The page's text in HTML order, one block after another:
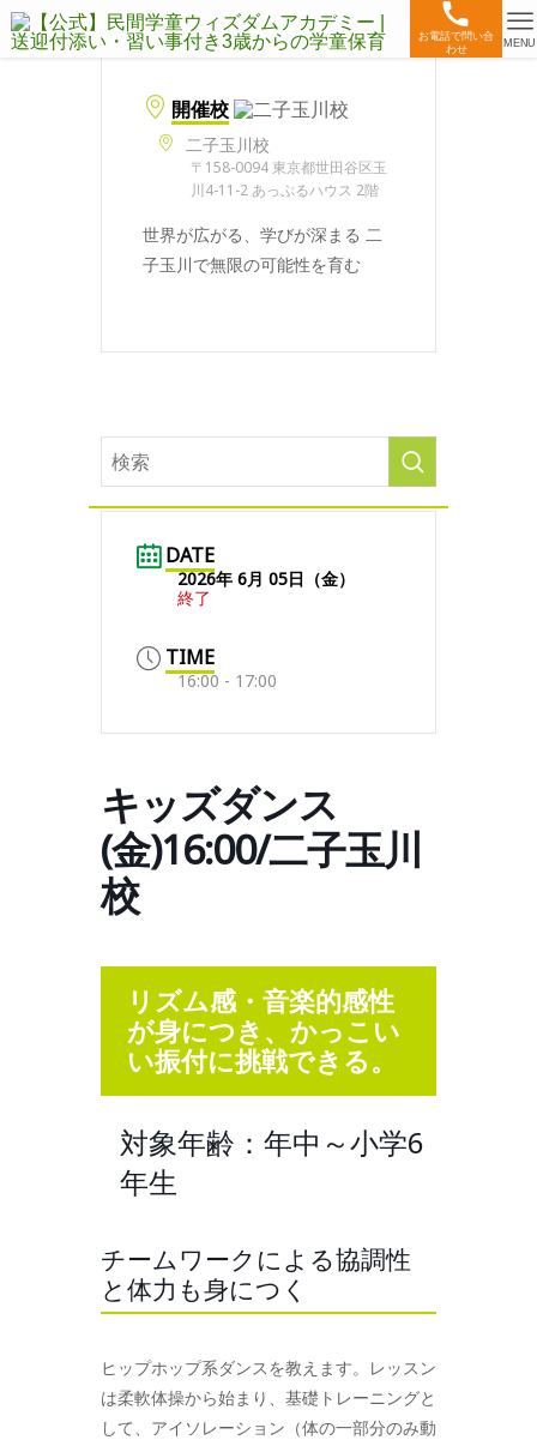
お電話で問い合
わせ
MENU
開催校
二子玉川校
〒158-0094 東京都世田谷区玉
川4-11-2 あっぷるハウス 2階
世界が広がる、学びが深まる 二
子玉川で無限の可能性を育む
DATE
2026年 6月 05日（金）
終了
TIME
16:00 - 17:00
キッズダンス
(金)16:00/二子玉川
校
リズム感・音楽的感性
が身につき、かっこい
い振付に挑戦できる。
対象年齢：年中～小学6
年生
チームワークによる協調性
と体力も身につく
ヒップホップ系ダンスを教えます。レッスン
は柔軟体操から始まり、基礎トレーニングと
して、アイソレーション（体の一部分のみ動